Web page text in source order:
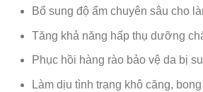
Bổ sung độ ẩm chuyên sâu cho
Tăng khả năng hấp thụ dưỡng
Phục hồi hàng rào bảo vệ da bị
Làm dịu tình trạng khô căng, bong